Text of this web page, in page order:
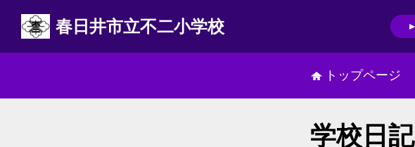
春日井市立不二小学校
トップページ
学校日記